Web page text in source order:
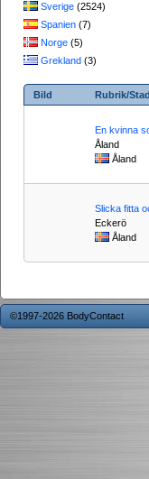
Sverige (2524)
Spanien (7)
Norge (5)
Grekland (3)
Bild Rubrik/
En kvinna
Åland
Åland
Slicka fitta
Eckerö
Åland
©1997-2026 BodyContact